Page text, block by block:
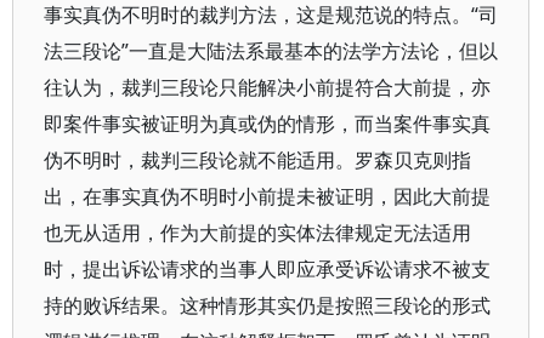
事实真伪不明时的裁判方法，这是规范说的特点。“司
法三段论”一直是大陆法系最基本的法学方法论，但以
往认为，裁判三段论只能解决小前提符合大前提，亦
即案件事实被证明为真或伪的情形，而当案件事实真
伪不明时，裁判三段论就不能适用。罗森贝克则指
出，在事实真伪不明时小前提未被证明，因此大前提
也无从适用，作为大前提的实体法律规定无法适用
时，提出诉讼请求的当事人即应承受诉讼请求不被支
持的败诉结果。这种情形其实仍是按照三段论的形式